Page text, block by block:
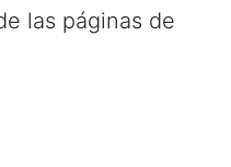
las páginas de